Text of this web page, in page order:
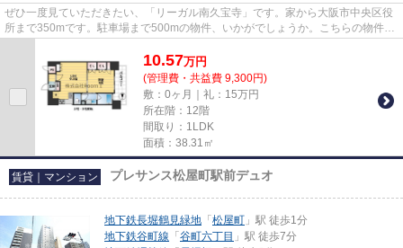
ぜひ一度見ていただきたい、「リーガル南久宝寺」です。家から大阪市中央区役
所まで350mです。駐車場まで500mの物件、いかがでしょうか。こちらの物件に
10.57万円
(管理費・共益費 9,300円)
敷：0ヶ月｜礼：15万円
所在階：12階
間取り：1LDK
面積：38.31㎡
賃貸｜マンション プレサンス松屋町駅前デュオ
地下鉄長堀鶴見緑地 「 松屋町 」駅 徒歩1分
地下鉄谷町線 「 谷町六丁目 」駅 徒歩7分